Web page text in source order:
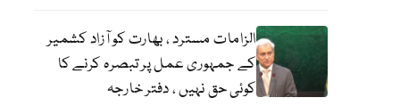
الزامات مسترد ، بھارت کو آزاد کشمیر
کے جمہوری عمل پر تبصرہ کرنے کا
کوئی حق نہیں ، دفتر خارجہ